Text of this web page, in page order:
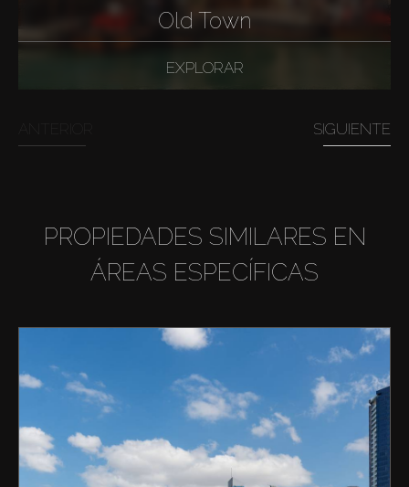
Old Town
EXPLORAR
SIGUIENTE
PROPIEDADES SIMILARES EN
ÁREAS ESPECÍFICAS